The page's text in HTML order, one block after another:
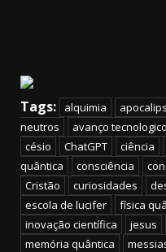
Tags: alquimia
neutros
avanço tecnologico
césio
ChatGPT ciência
quântica
consciência
Cristão
curiosidades
escola de lucifer
física
inovação científica
jesus
memória quântica